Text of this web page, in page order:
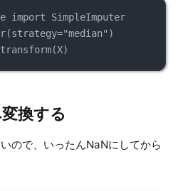
import SimpleImputer
(strategy="median" )
(X)
換する
ので、いったんNaNにしてから